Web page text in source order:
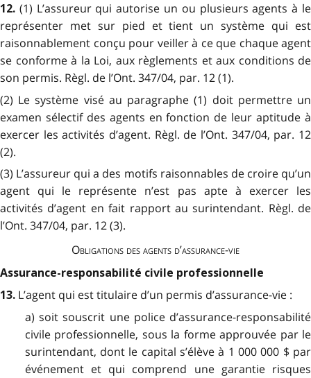
12. (1) L’assureur qui autorise un ou plusieurs agents à le
représenter met sur pied et tient un système qui est
raisonnablement conçu pour veiller à ce que chaque agent
se conforme à la Loi, aux règlements et aux conditions de
son permis. Règl. de l’Ont. 347/04, par. 12 (1).
(2) Le système visé au paragraphe (1) doit permettre un
examen sélectif des agents en fonction de leur aptitude à
exercer les activités d’agent. Règl. de l’Ont. 347/04, par. 12
(2).
(3) L’assureur qui a des motifs raisonnables de croire qu’un
agent qui le représente n’est pas apte à exercer les
activités d’agent en fait rapport au surintendant. Règl. de
l’Ont. 347/04, par. 12 (3).
Obligations des agents d’assurance-vie
Assurance-responsabilité civile professionnelle
13. L’agent qui est titulaire d’un permis d’assurance-vie :
a) soit souscrit une police d’assurance-responsabilité
civile professionnelle, sous la forme approuvée par le
surintendant, dont le capital s’élève à 1 000 000 $ par
événement et qui comprend une garantie risques